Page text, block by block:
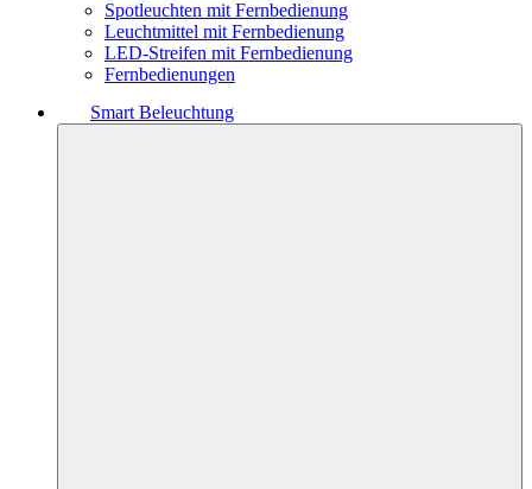
Spotleuchten mit Fernbedienung
Leuchtmittel mit Fernbedienung
LED-Streifen mit Fernbedienung
Fernbedienungen
Smart Beleuchtung